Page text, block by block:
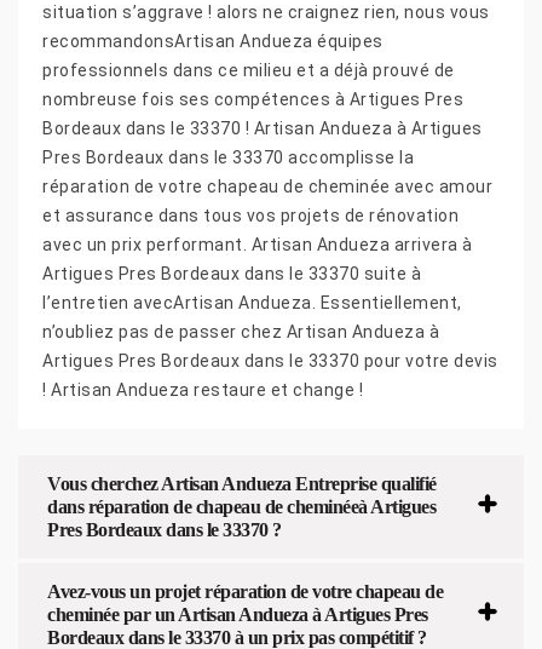
situation s’aggrave ! alors ne craignez rien, nous vous
recommandonsArtisan Andueza équipes
professionnels dans ce milieu et a déjà prouvé de
nombreuse fois ses compétences à Artigues Pres
Bordeaux dans le 33370 ! Artisan Andueza à Artigues
Pres Bordeaux dans le 33370 accomplisse la
réparation de votre chapeau de cheminée avec amour
et assurance dans tous vos projets de rénovation
avec un prix performant. Artisan Andueza arrivera à
Artigues Pres Bordeaux dans le 33370 suite à
l’entretien avecArtisan Andueza. Essentiellement,
n’oubliez pas de passer chez Artisan Andueza à
Artigues Pres Bordeaux dans le 33370 pour votre devis
! Artisan Andueza restaure et change !
Vous cherchez Artisan Andueza Entreprise qualifié
dans réparation de chapeau de cheminéeà Artigues
Pres Bordeaux dans le 33370 ?
Avez-vous un projet réparation de votre chapeau de
cheminée par un Artisan Andueza à Artigues Pres
Bordeaux dans le 33370 à un prix pas compétitif ?